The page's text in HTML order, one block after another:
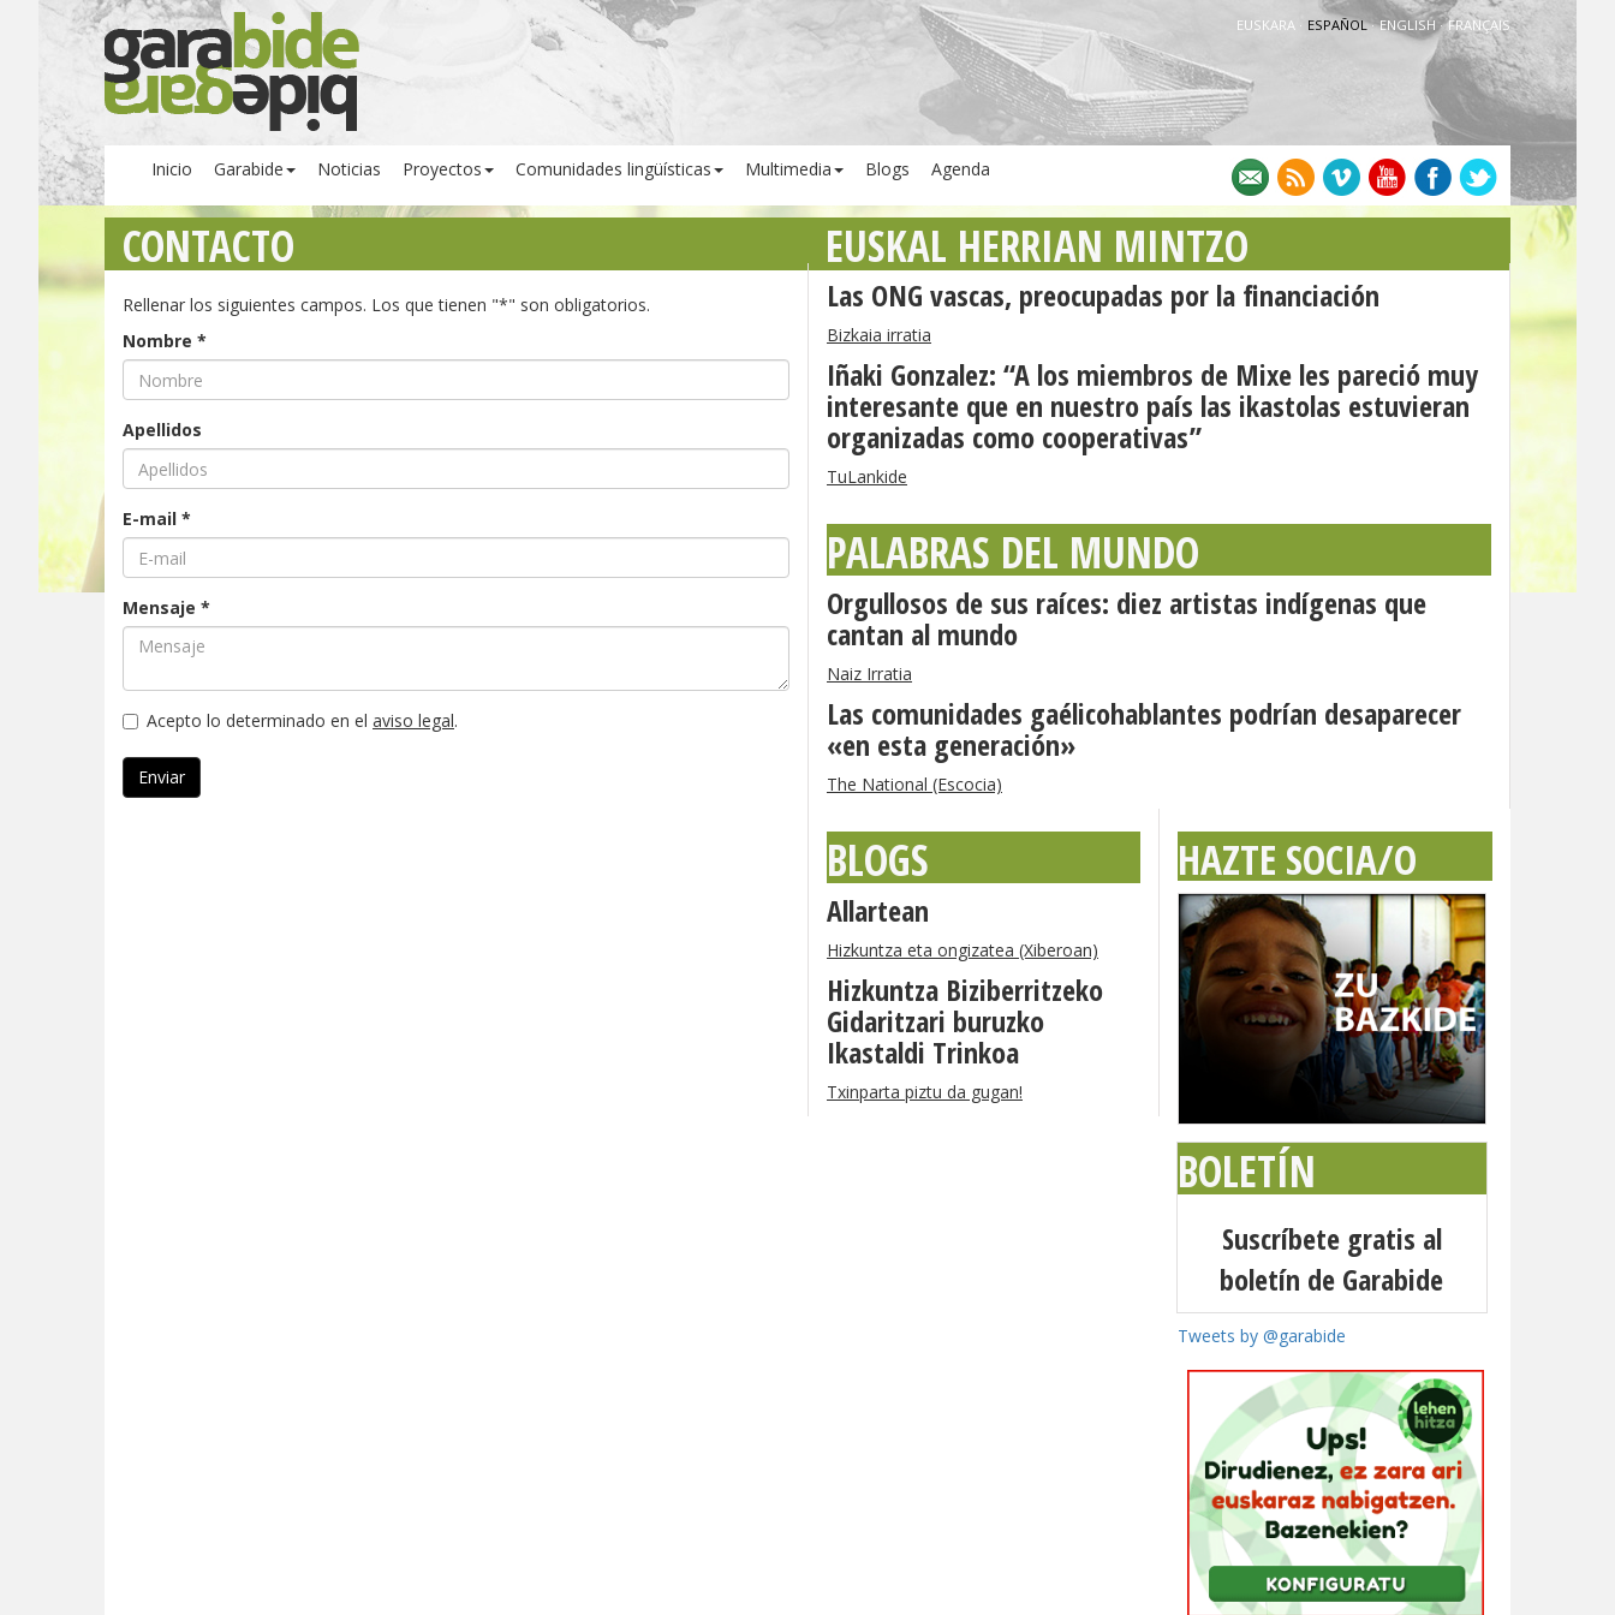
EUSKARA · ESPAÑOL· ENGLISH · FRANÇAIS
Inicio Garabide Noticias Proyectos Comunidades lingüísticas Multimedia Blogs Agenda
CONTACTO
Rellenar los siguientes campos. Los que tienen "*" son obligatorios.
Nombre *
Apellidos
E-mail *
Mensaje *
Acepto lo determinado en el aviso legal.
Enviar
EUSKAL HERRIAN MINTZO
Las ONG vascas, preocupadas por la financiación
Bizkaia irratia
Iñaki Gonzalez: “A los miembros de Mixe les pareció muy
interesante que en nuestro país las ikastolas estuvieran
organizadas como cooperativas”
TuLankide
PALABRAS DEL MUNDO
Orgullosos de sus raíces: diez artistas indígenas que
cantan al mundo
Naiz Irratia
Las comunidades gaélicohablantes podrían desaparecer
«en esta generación»
The National (Escocia)
BLOGS
Allartean
Hizkuntza eta ongizatea (Xiberoan)
Hizkuntza Biziberritzeko
Gidaritzari buruzko
Ikastaldi Trinkoa
Txinparta piztu da gugan!
HAZTE SOCIA/O
BOLETÍN
Suscríbete gratis al
boletín de Garabide
Tweets by @garabide